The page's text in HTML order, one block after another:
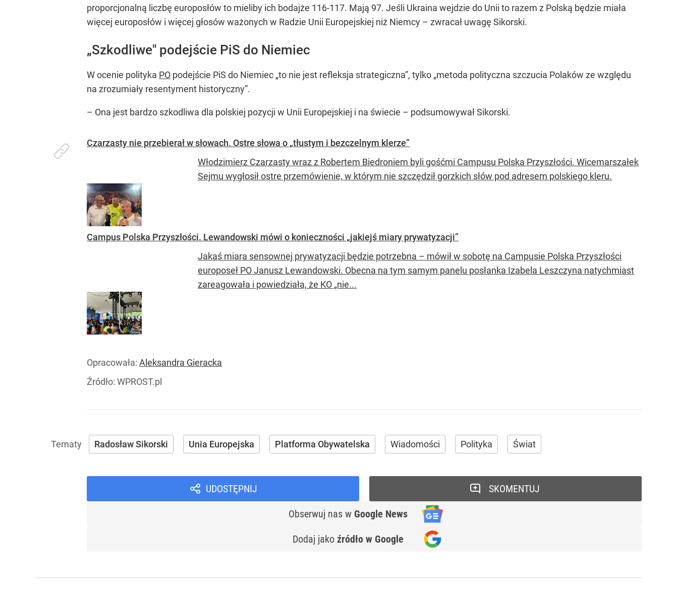
proporcjonalną liczbę europosłów to mieliby ich bodajże 116-117. Mają 97. Jeśli Ukraina wejdzie do Unii to razem z Polską będzie miała
więcej europosłów i więcej głosów ważonych w Radzie Unii Europejskiej niż Niemcy – zwracał uwagę Sikorski.
„Szkodliwe" podejście PiS do Niemiec
W ocenie polityka PO podejście PiS do Niemiec „to nie jest refleksja strategiczna”, tylko „metoda polityczna szczucia Polaków ze względu
na zrozumiały resentyment historyczny”.
– Ona jest bardzo szkodliwa dla polskiej pozycji w Unii Europejskiej i na świecie – podsumowywał Sikorski.
Czarzasty nie przebierał w słowach. Ostre słowa o „tłustym i bezczelnym klerze”
Włodzimierz Czarzasty wraz z Robertem Biedroniem byli gośćmi Campusu Polska Przyszłości. Wicemarszałek
Sejmu wygłosił ostre przemówienie, w którym nie szczędził gorzkich słów pod adresem polskiego kleru.
Campus Polska Przyszłości. Lewandowski mówi o konieczności „jakiejś miary prywatyzacji”
Jakaś miara sensownej prywatyzacji będzie potrzebna – mówił w sobotę na Campusie Polska Przyszłości
europoseł PO Janusz Lewandowski. Obecna na tym samym panelu posłanka Izabela Leszczyna natychmiast
zareagowała i powiedziała, że KO „nie...
Opracowała: Aleksandra Gieracka
Źródło: WPROST.pl
Radosław Sikorski Unia Europejska Platforma Obywatelska Wiadomości Polityka Świat
UDOSTĘPNIJ
Obserwuj nas w Google News
Dodaj jako źródło w Google
SKOMENTUJ